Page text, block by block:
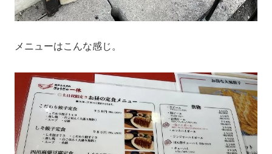
メニューはこんな感じ。